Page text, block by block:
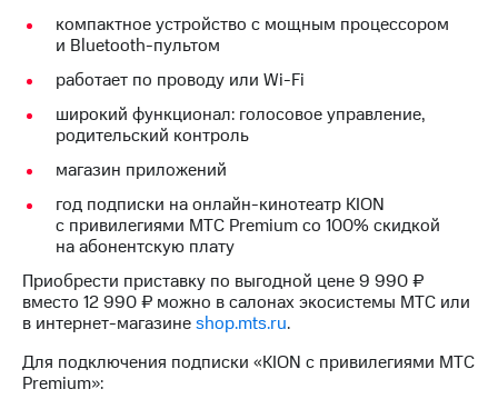
SIM-
карту
Оформить
eSIM
карта
для
иностранцев
Оформить
чистый
номер
красивый
номер
при
оплате
с карты
МТС
Деньги
и подключите
ТВ
с выгодным
тарифом
Тарифы
ТВ и телефон
для дома
компактное устройство с мощным процессором
и Bluetooth-пультом
работает по проводу или Wi-Fi
широкий функционал: голосовое управление,
родительский контроль
магазин приложений
год подписки на онлайн-кинотеатр KION
с привилегиями МТС Premium со 100% скидкой
на абонентскую плату
Приобрести приставку по выгодной цене 9 990 ₽
вместо 12 990 ₽ можно в салонах экосистемы МТС или
в интернет-магазинеshop.mts.ru.
Для подключения подписки «KION с привилегиями МТС
Premium»: